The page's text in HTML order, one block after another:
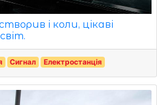
і коли, цікаві
Сигнал Електростанція